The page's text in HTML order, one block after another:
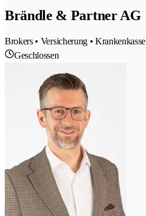
Brändle & Partner AG
Brokers • Versicherung • Krankenkasse
Geschlossen